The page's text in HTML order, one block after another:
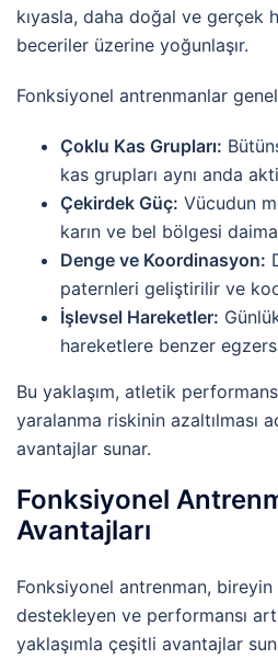
kıyasla, daha doğal ve gerçek
beceriler üzerine yoğunlaşır.
Fonksiyonel antrenmanlar
Çoklu Kas Grupları:
kas grupları aynı anda
Çekirdek Güç: Vücudun
karın ve bel bölgesi
Denge ve Koordinasyon:
paternleri geliştirilir ve
İşlevsel Hareketler:
hareketlere benzer
Bu yaklaşım, atletik
yaralanma riskinin azaltılması
avantajlar sunar.
Fonksiyonel
Avantajları
Fonksiyonel antrenman,
destekleyen ve performansı
yaklaşımla çeşitli avantajlar